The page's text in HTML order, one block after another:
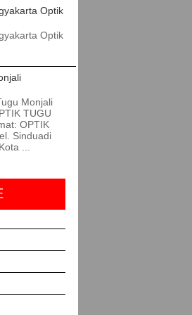
Optik
Optik
Monjali
TUGU
OPTIK
Sinduadi
...